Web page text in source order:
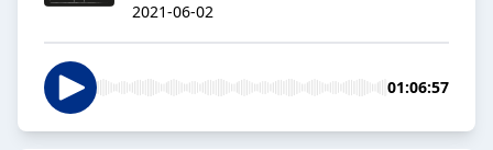
2021-06-02
01:06:57